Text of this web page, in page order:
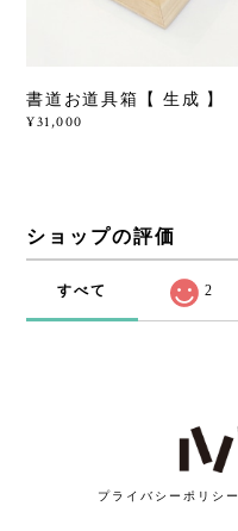
書道お道具箱【 生成 】
¥31,000
ショップの評価
すべて 2
プライバシーポリシー